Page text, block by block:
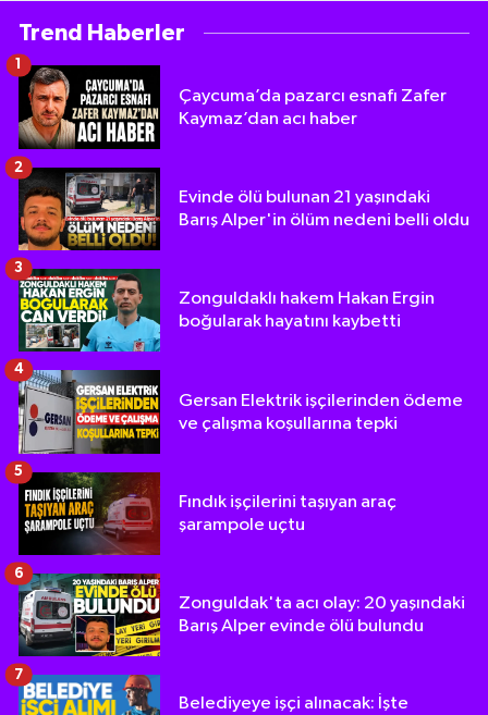
Trend Haberler
Çaycuma’da pazarcı esnafı Zafer
Kaymaz’dan acı haber
Evinde ölü bulunan 21 yaşındaki
Barış Alper'in ölüm nedeni belli oldu
2
Zonguldaklı hakem Hakan Ergin
boğularak hayatını kaybetti
3
Gersan Elektrik işçilerinden ödeme
ve çalışma koşullarına tepki
4
Fındık işçilerini taşıyan araç
şarampole uçtu
5
Zonguldak'ta acı olay: 20 yaşındaki
Barış Alper evinde ölü bulundu
6
Belediyeye işçi alınacak: İşte
7